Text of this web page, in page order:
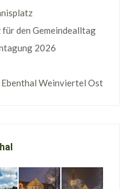
den Gemeindealltag
2026
Weinviertel Ost